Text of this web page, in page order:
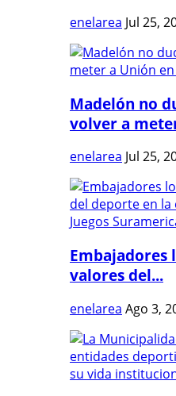
enelarea Jul 25,
Madelón no
volver a
enelarea Jul 25,
Embajadores
valores del...
enelarea Ago 3,